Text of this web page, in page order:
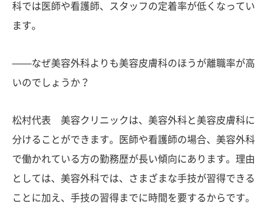
科では医師や看護師、スタッフの定着率が低くなってい
ます。
——なぜ美容外科よりも美容皮膚科のほうが離職率が高
いのでしょうか？
松村代表 美容クリニックは、美容外科と美容皮膚科に
分けることができます。医師や看護師の場合、美容外科
で働かれている方の勤務歴が長い傾向にあります。理由
としては、美容外科では、さまざまな手技が習得できる
ことに加え、手技の習得までに時間を要するからです。